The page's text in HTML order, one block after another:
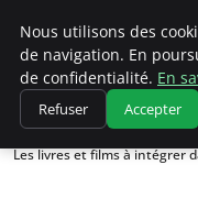
Accueil
Éducation au
Les livres et films à intégrer
Nous utilisons des
de navigation. En
de confidentialité. En
Refuser Accepter